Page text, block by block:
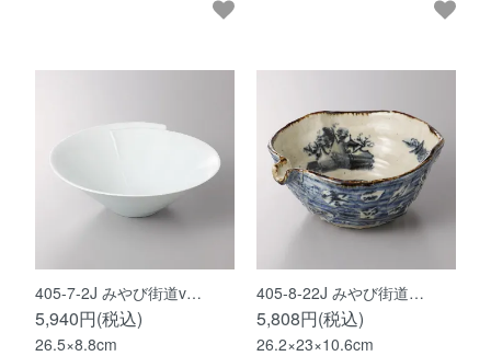
405-7-2J みやび街道v…
5,940円(税込)
26.5×8.8cm
405-8-22J みやび街道…
5,808円(税込)
26.2×23×10.6cm